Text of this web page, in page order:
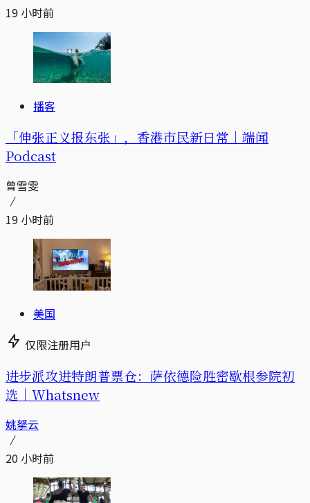
19 小时前
播客
「伸张正义报东张」，香港市民新日常｜端闻
Podcast
曾雪雯
19 小时前
美国
仅限注册用户
进步派攻进特朗普票仓：萨依德险胜密歇根参院初
选｜Whatsnew
姚拏云
20 小时前